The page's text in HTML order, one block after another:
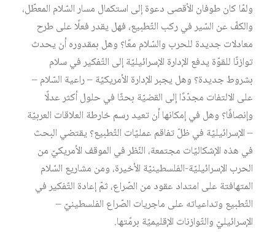
ولمّا كان طوفان الأقصى دعوة إلى استكمال مسار السّلام المعطّل،
والكفّ عن السّير في ركب التّطبيع، فهل يقدر فعلًا على طرح
معادلات جديدة للحرب والسّلام معًا؟ وهل بمقدوره أن يحدث
توازنًا للقوّة يدفع الإدارة الإسرائيليّة إلى التّفكير في سلام
بشروط جديدة؟ وهل يجبر الإدارة الأمريكيّة – راعية السّلام –
على الالتفات مجدّدًا إلى القضيّة بحثًا في حلول أكثر عدلًا
وإنصافًا؟ وهل في إمكانها أن تعيد رسم خارطة العلاقات العربيّة
– الإسرائيليّة في ظلّ تفاقم عمليّات التّطبيع؟ يقتضي البحث
في هذه الإشكاليّات مجتمعة، النّظر في الموقف الأمريكيّ من
الحرب الإسرائيليّة-الفلسطينيّة الأخيرة، ومن مشاريع السّلام
المتهافتة على امتداد عقود من الصّراع، ثمّ إعادة التّفكير في
التّطبيع وتداعياته على ماجريات الصّراع الفلسطينيّ –
الإسرائيليّ والتّوازنات الإقليميّة برمّتها.